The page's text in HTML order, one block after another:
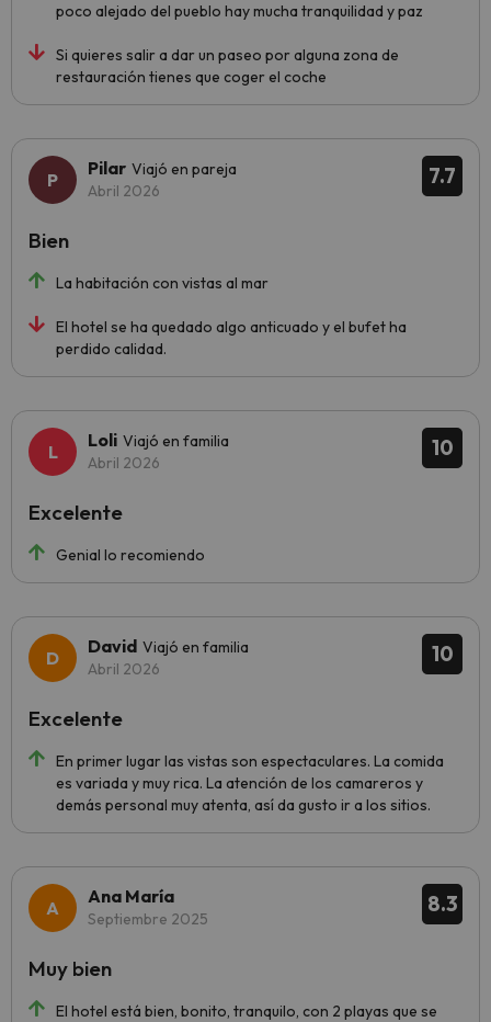
poco alejado del pueblo hay mucha tranquilidad y paz
Si quieres salir a dar un paseo por alguna zona de
restauración tienes que coger el coche
7.7
Pilar Viajó en pareja
Abril 2026
La habitación con vistas al mar
El hotel se ha quedado algo anticuado y el bufet ha
perdido calidad.
Bien
10
Loli Viajó en familia
Abril 2026
Genial lo recomiendo
Excelente
10
David Viajó en familia
Abril 2026
En primer lugar las vistas son espectaculares. La comida
es variada y muy rica. La atención de los camareros y
demás personal muy atenta, así da gusto ir a los sitios.
Excelente
8.3
Ana María
Septiembre 2025
El hotel está bien, bonito, tranquilo, con 2 playas que se
Muy bien